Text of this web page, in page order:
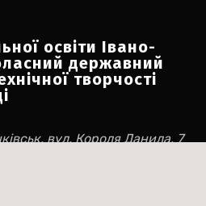
освіти Івано-
державний
творчості
вул. Короля Данила, 7